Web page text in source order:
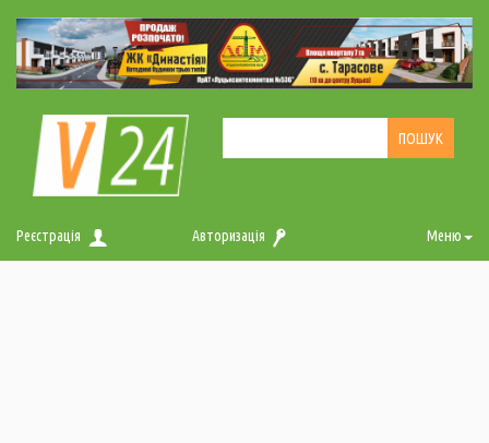
Реєстрація Авторизація Меню